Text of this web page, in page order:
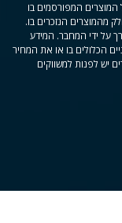
המפורסמים בו
מהמוצרים הנזכרים בו.
על ידי המחבר. המידע
הכלולים בו או את המחיר
יש לפנות למשווקים